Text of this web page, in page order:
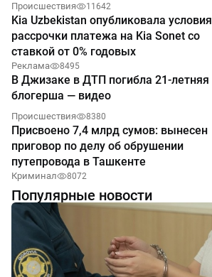
Происшествия 11642
Kia Uzbekistan опубликовала условия
рассрочки платежа на Kia Sonet со
ставкой от 0% годовых
Реклама 8495
В Джизаке в ДТП погибла 21-летняя
блогерша — видео
Происшествия 8380
Присвоено 7,4 млрд сумов: вынесен
приговор по делу об обрушении
путепровода в Ташкенте
Криминал 8072
Популярные новости